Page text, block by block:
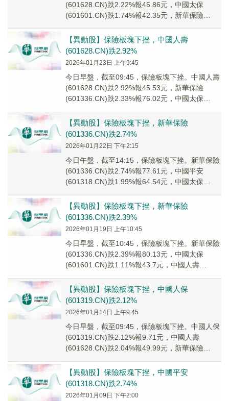
(601628.CN)跌2.22%報45.86元，中國太保
(601601.CN)跌1.74%報42.35元，新華保險
【異動股】保險板塊下挫，中國人壽
(601628.CN)跌2.92%
2026年01月23日 上午9:45
今日早盤，截至09:45，保險板塊下挫。中國人壽
(601628.CN)跌2.92%報45.53元，新華保險
(601336.CN)跌2.33%報76.02元，中國太保
【異動股】保險板塊下挫，新華保險
(601336.CN)跌2.74%
2026年01月22日 下午2:15
今日午盤，截至14:15，保險板塊下挫。新華保險
(601336.CN)跌2.74%報77.61元，中國平安
(601318.CN)跌1.99%報64.54元，中國太保
【異動股】保險板塊下挫，新華保險
(601336.CN)跌2.39%
2026年01月19日 上午10:45
今日早盤，截至10:45，保險板塊下挫。新華保險
(601336.CN)跌2.39%報80.13元，中國太保
(601601.CN)跌1.11%報43.7元，中國人壽
【異動股】保險板塊下挫，中國人保
(601319.CN)跌2.12%
2026年01月14日 上午9:45
今日早盤，截至09:45，保險板塊下挫。中國人保
(601319.CN)跌2.12%報9.71元，中國人壽
(601628.CN)跌2.04%報49.99元，新華保險
【異動股】保險板塊下挫，中國平安
(601318.CN)跌2.74%
2026年01月09日 下午2:00